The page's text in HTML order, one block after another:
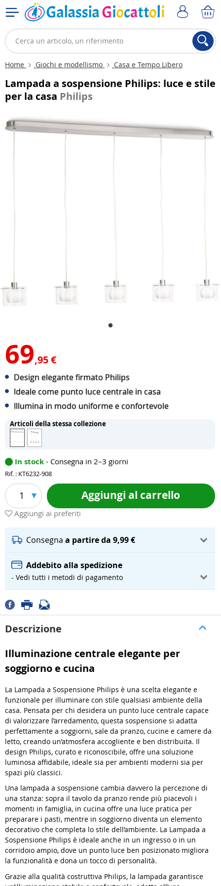
Home Giochi e modellismo Casa e Tempo Libero
Lampada a sospensione Philips: luce e stile
per la casa Philips
69,95 €
Design elegante firmato Philips
Ideale come punto luce centrale in casa
Illumina in modo uniforme e confortevole
Articoli della stessa collezione
In stock - Consegna in 2–3 giorni
Rif. : KT6232-908
1 Aggiungi al carrello
Aggiungi ai preferiti
Consegna a partire da 9,99 €
Addebito alla spedizione
- Vedi tutti i metodi di pagamento
Descrizione
Illuminazione centrale elegante per
soggiorno e cucina
La Lampada a Sospensione Philips è una scelta elegante e
funzionale per illuminare con stile qualsiasi ambiente della
casa. Pensata per chi desidera un punto luce centrale capace
di valorizzare l’arredamento, questa sospensione si adatta
perfettamente a soggiorni, sale da pranzo, cucine e camere da
letto, creando un’atmosfera accogliente e ben distribuita. Il
design Philips, curato e riconoscibile, offre una soluzione
luminosa affidabile, ideale sia per ambienti moderni sia per
spazi più classici.
Una lampada a sospensione cambia davvero la percezione di
una stanza: sopra il tavolo da pranzo rende più piacevoli i
momenti in famiglia, in cucina offre una luce pratica per
preparare i pasti, mentre in soggiorno diventa un elemento
decorativo che completa lo stile dell’ambiente. La Lampada a
Sospensione Philips è ideale anche in un ingresso o in un
corridoio ampio, dove un punto luce ben posizionato migliora
la funzionalità e dona un tocco di personalità.
Grazie alla qualità costruttiva Philips, la lampada garantisce